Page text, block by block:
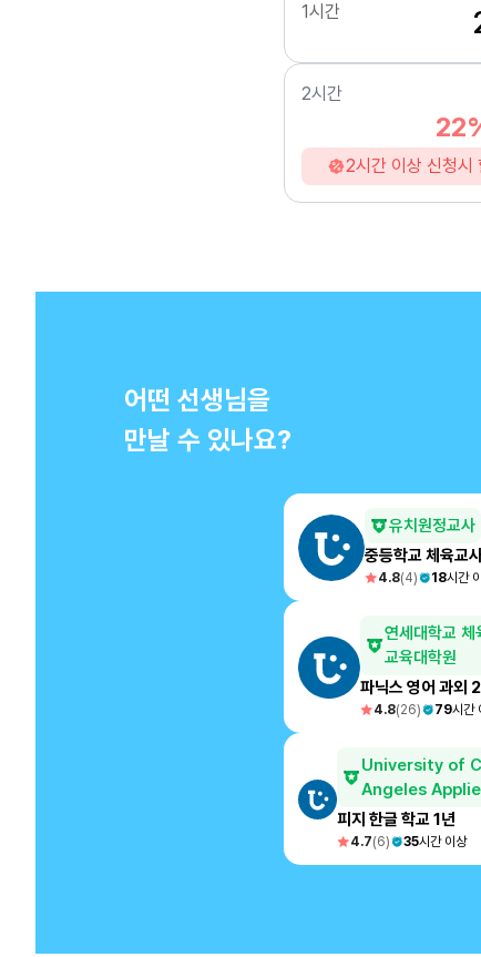
1시간
2시간
2시간 이상 신청시
어떤 선생님을
만날 수 있나요?
유치원정교사
중등학교 체육교
4.8(4) 18시간
연세대학교 체
교육대학원
파닉스 영어 과외
4.8(26) 79시간
University of
Angeles
피지 한글 학교 1년
4.7(6) 35시간 이상